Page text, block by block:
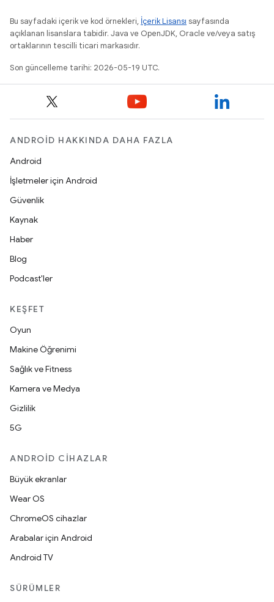
Bu sayfadaki içerik ve kod örnekleri, İçerik Lisansı sayfasında
açıklanan lisanslara tabidir. Java ve OpenJDK, Oracle ve/veya satış
ortaklarının tescilli ticari markasıdır.
Son güncelleme tarihi: 2026-05-19 UTC.
ANDROID HAKKINDA DAHA FAZLA
Android
İşletmeler için Android
Güvenlik
Kaynak
Haber
Blog
Podcast'ler
KEŞFET
Oyun
Makine Öğrenimi
Sağlık ve Fitness
Kamera ve Medya
Gizlilik
5G
ANDROID CIHAZLAR
Büyük ekranlar
Wear OS
ChromeOS cihazlar
Arabalar için Android
Android TV
SÜRÜMLER